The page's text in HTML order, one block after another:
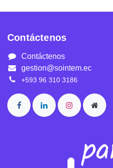
Contáctenos
Contáctenos
gestion@sointem.ec
+593 96 310 3186